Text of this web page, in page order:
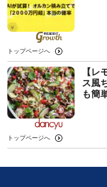
トップページへ
【レ
ス風
も簡
トップページへ